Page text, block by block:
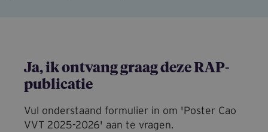
Ja, ik ontvang graag deze RAP-
publicatie
Vul onderstaand formulier in om 'Poster Cao
VVT 2025-2026' aan te vragen.